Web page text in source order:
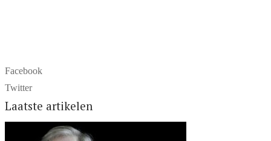
Facebook
Twitter
Laatste artikelen